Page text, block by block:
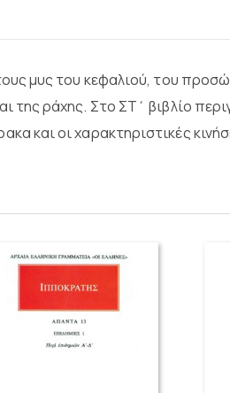
μυς του κεφαλιού, του
της ράχης. Στο ΣΤ΄ βιβλίο
και οι χαρακτηριστικές